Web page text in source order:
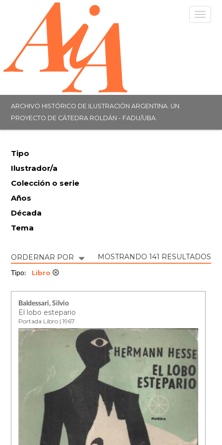
ARCHIVO HISTÓRICO DE ILUSTRACIÓN ARGENTINA. UN
PROYECTO DE CÁTEDRA ROLDÁN - FADU/UBA.
Tipo
Ilustrador/a
Colección o serie
Años
Década
Tema
ORDERNAR POR MOSTRANDO 141 RESULTADOS
Tipo: Libro
Baldessari, Silvio
El lobo estepario
Portada Libro | 1967